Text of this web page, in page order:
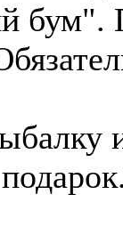
бум".